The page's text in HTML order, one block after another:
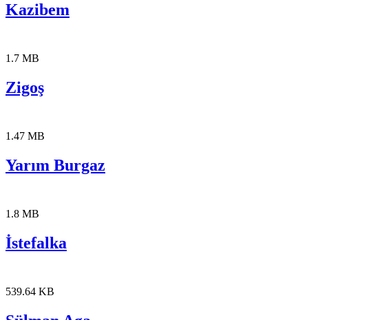
Kazibem
1.7 MB
Zigoş
1.47 MB
Yarım Burgaz
1.8 MB
İstefalka
539.64 KB